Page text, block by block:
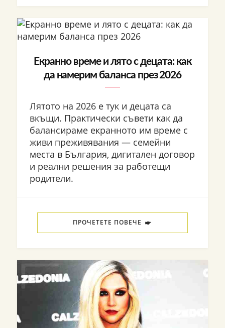
Екранно време и лято с децата: как
да намерим баланса през 2026
Лятото на 2026 е тук и децата са
вкъщи. Практически съвети как да
балансираме екранното им време с
живи преживявания — семейни
места в България, дигитален договор
и реални решения за работещи
родители.
ПРОЧЕТЕТЕ ПОВЕЧЕ